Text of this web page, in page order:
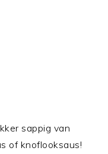
sappig van
of knoflooksaus!